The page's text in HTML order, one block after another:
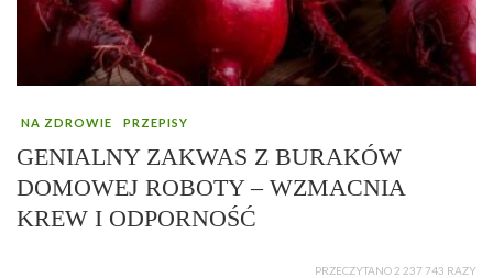
NA ZDROWIE PRZEPISY
GENIALNY ZAKWAS Z BURAKÓW
DOMOWEJ ROBOTY – WZMACNIA
KREW I ODPORNOŚĆ
PRZECZYTANO 2 237 743 RAZY